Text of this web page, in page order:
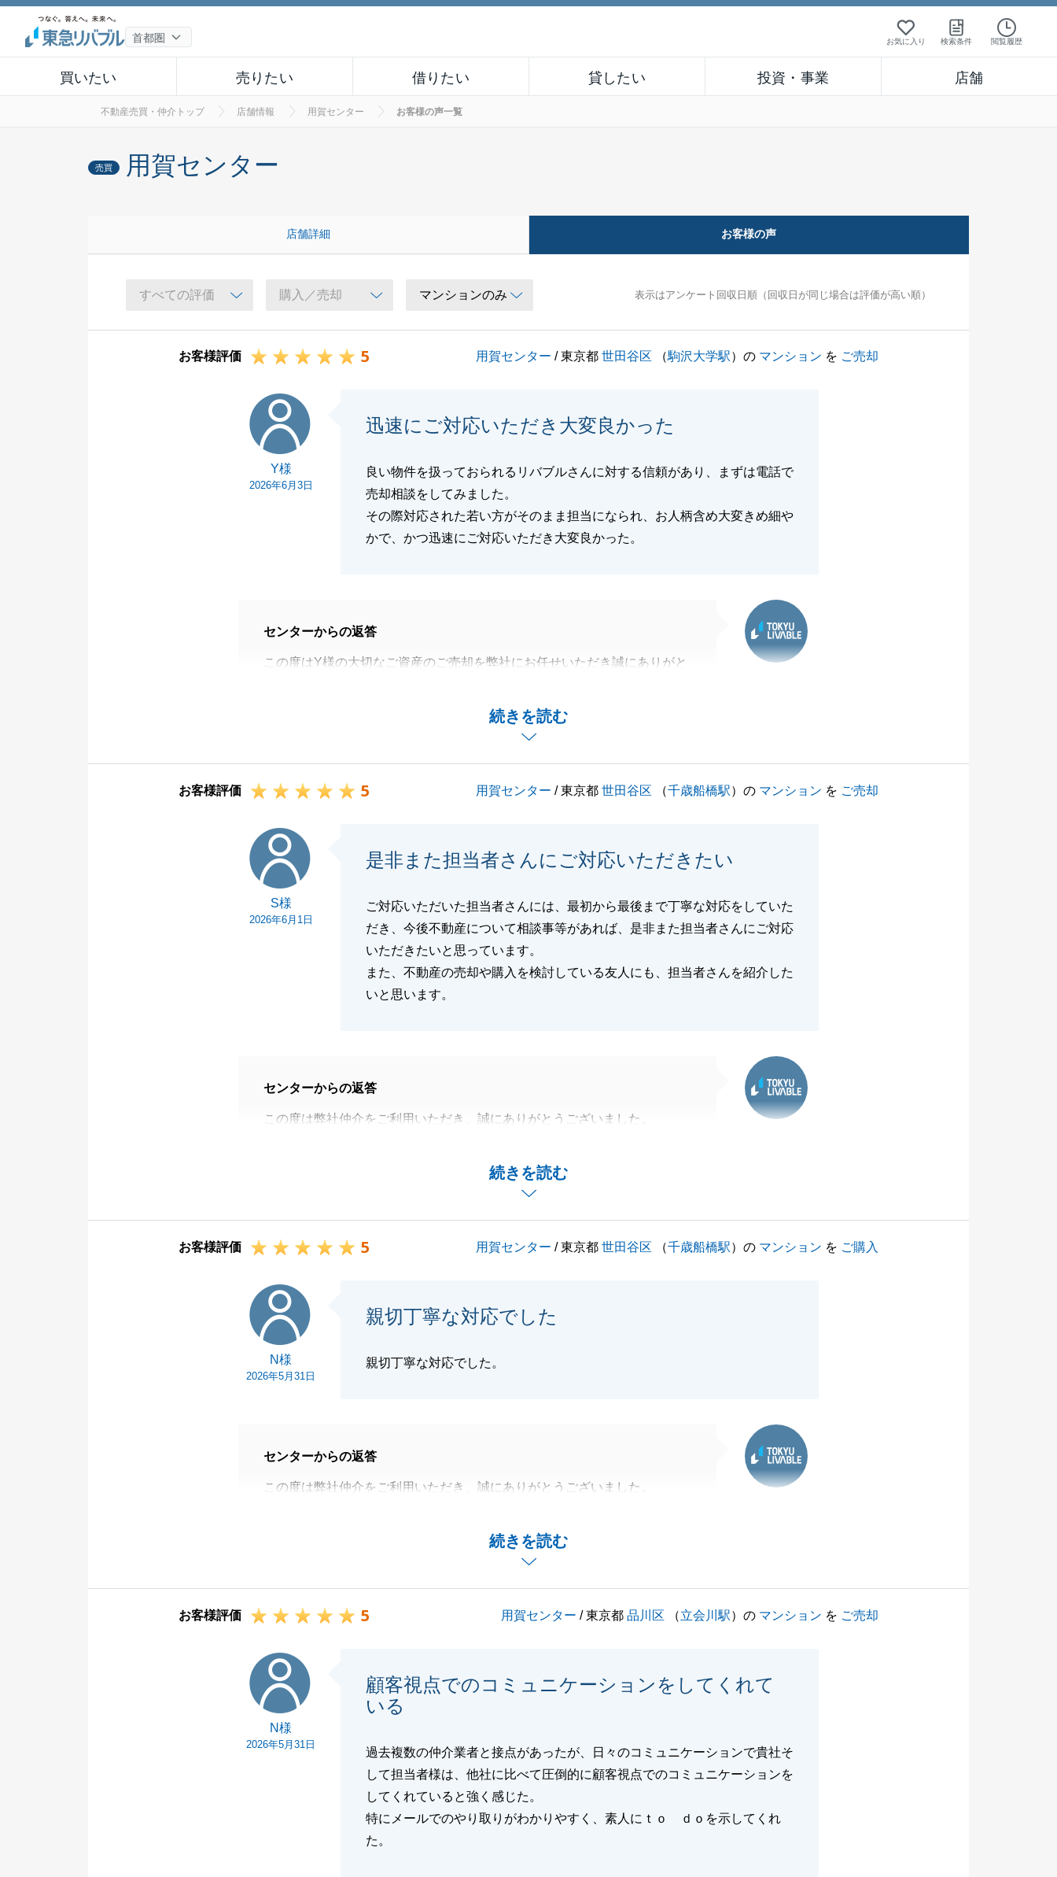
お気に入り 検索条件 閲覧履歴
買いたい 売りたい 借りたい 貸したい 投資・事業 店舗
不動産売買・仲介トップ 店舗情報 用賀センター お客様の声一覧
売買 用賀センター
店舗詳細 お客様の声
表示はアンケート回収日順（回収日が同じ場合は評価が高い順）
お客様評価 5 用賀センター / 東京都世田谷区 （駒沢大学駅）の マンション を ご売却
Y様
2026年6月3日
迅速にご対応いただき大変良かった
良い物件を扱っておられるリバブルさんに対する信頼があり、まずは電話で
売却相談をしてみました。
その際対応された若い方がそのまま担当になられ、お人柄含め大変きめ細や
かで、かつ迅速にご対応いただき大変良かった。
続きを読む
センターからの返答
この度はY様の大切なご資産のご売却を弊社にお任せいただき誠にありがと
大変ありがたいお言葉を賜り光栄でございます。
ご相談から売買契約まで短い期間ではございましたが、迅速なご対応やご連
だけましたおかげで、無事にお取引を完了することが出来ました。
末永くご愛顧賜りますよう、よろしくお願い申し上げます。
閉じる
お客様評価 5 用賀センター / 東京都世田谷区 （千歳船橋駅）の マンション を ご売却
S様
2026年6月1日
是非また担当者さんにご対応いただきたい
ご対応いただいた担当者さんには、最初から最後まで丁寧な対応をしていた
だき、今後不動産について相談事等があれば、是非また担当者さんにご対応
いただきたいと思っています。
また、不動産の売却や購入を検討している友人にも、担当者さんを紹介した
いと思います。
続きを読む
センターからの返答
この度は弊社仲介をご利用いただき、誠にありがとうございました。
S様にはいつも丁寧かつ迅速にご対応いただき、大変助かりました。
引き続き何卒よろしくお願いいたします。
お客様評価 5 用賀センター / 東京都世田谷区 （千歳船橋駅）の マンション を ご購入
N様
2026年5月31日
親切丁寧な対応でした
親切丁寧な対応でした。
続きを読む
センターからの返答
この度は弊社仲介をご利用いただき、誠にありがとうございました。
私からのご連絡に対し、いつも迅速にご対応いただきましたおかげで、無事
今後ともよろしくお願いいたします。
お客様評価 5 用賀センター / 東京都品川区 （立会川駅）の マンション を ご売却
N様
2026年5月31日
顧客視点でのコミュニケーションをしてくれて
いる
過去複数の仲介業者と接点があったが、日々のコミュニケーションで貴社そ
して担当者様は、他社に比べて圧倒的に顧客視点でのコミュニケーションを
してくれていると強く感じた。
特にメールでのやり取りがわかりやすく、素人にｔｏ ｄｏを示してくれ
た。